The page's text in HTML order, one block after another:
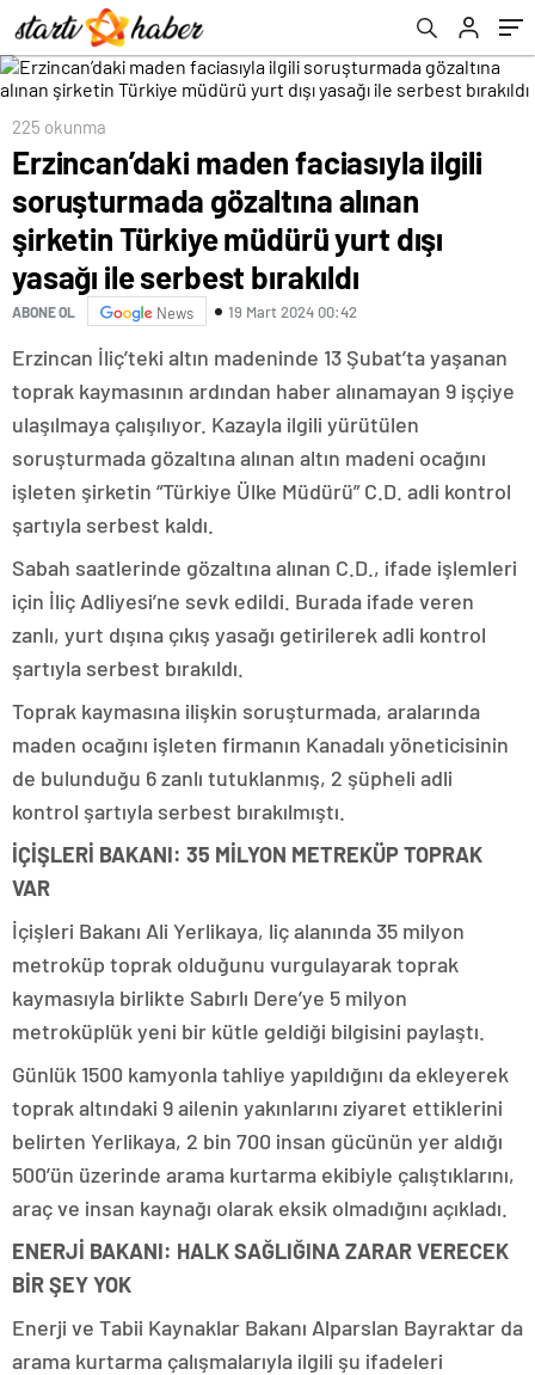
Türkiye müdürü yurt dışı yasağı ile serbest
bırakıldı
225 okunma
Erzincan’daki maden faciasıyla ilgili
soruşturmada gözaltına alınan
şirketin Türkiye müdürü yurt dışı
yasağı ile serbest bırakıldı
ABONE OL News 19 Mart 2024 00:42
Erzincan İliç’teki altın madeninde 13 Şubat’ta yaşanan
toprak kaymasının ardından haber alınamayan 9 işçiye
ulaşılmaya çalışılıyor. Kazayla ilgili yürütülen
soruşturmada gözaltına alınan altın madeni ocağını
işleten şirketin “Türkiye Ülke Müdürü” C.D. adli kontrol
şartıyla serbest kaldı.
Sabah saatlerinde gözaltına alınan C.D., ifade işlemleri
için İliç Adliyesi’ne sevk edildi. Burada ifade veren
zanlı, yurt dışına çıkış yasağı getirilerek adli kontrol
şartıyla serbest bırakıldı.
Toprak kaymasına ilişkin soruşturmada, aralarında
maden ocağını işleten firmanın Kanadalı yöneticisinin
de bulunduğu 6 zanlı tutuklanmış, 2 şüpheli adli
kontrol şartıyla serbest bırakılmıştı.
İÇİŞLERİ BAKANI: 35 MİLYON METREKÜP TOPRAK
VAR
İçişleri Bakanı Ali Yerlikaya, liç alanında 35 milyon
metroküp toprak olduğunu vurgulayarak toprak
kaymasıyla birlikte Sabırlı Dere’ye 5 milyon
metroküplük yeni bir kütle geldiği bilgisini paylaştı.
Günlük 1500 kamyonla tahliye yapıldığını da ekleyerek
toprak altındaki 9 ailenin yakınlarını ziyaret ettiklerini
belirten Yerlikaya, 2 bin 700 insan gücünün yer aldığı
500’ün üzerinde arama kurtarma ekibiyle çalıştıklarını,
araç ve insan kaynağı olarak eksik olmadığını açıkladı.
ENERJİ BAKANI: HALK SAĞLIĞINA ZARAR VERECEK
BİR ŞEY YOK
Enerji ve Tabii Kaynaklar Bakanı Alparslan Bayraktar da
arama kurtarma çalışmalarıyla ilgili şu ifadeleri